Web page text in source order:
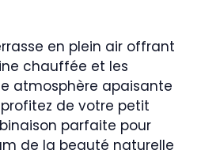
en plein air offrant
chauffée et les
atmosphère apaisante
de votre petit
parfaite pour
de la beauté naturelle